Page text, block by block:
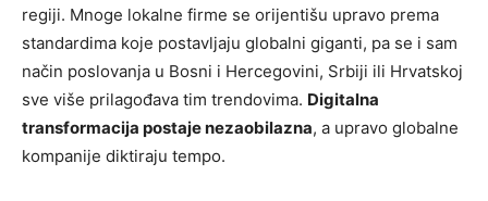
regiji. Mnoge lokalne firme se orijentišu upravo prema
standardima koje postavljaju globalni giganti, pa se i sam
način poslovanja u Bosni i Hercegovini, Srbiji ili Hrvatskoj
sve više prilagođava tim trendovima. Digitalna
transformacija postaje nezaobilazna, a upravo globalne
kompanije diktiraju tempo.